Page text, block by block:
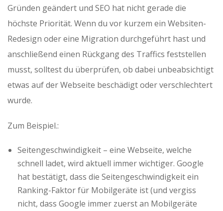
Gründen geändert und SEO hat nicht gerade die
höchste Priorität. Wenn du vor kurzem ein Websiten-
Redesign oder eine Migration durchgeführt hast und
anschließend einen Rückgang des Traffics feststellen
musst, solltest du überprüfen, ob dabei unbeabsichtigt
etwas auf der Webseite beschädigt oder verschlechtert
wurde.
Zum Beispiel.:
Seitengeschwindigkeit – eine Webseite, welche
schnell ladet, wird aktuell immer wichtiger. Google
hat bestätigt, dass die Seitengeschwindigkeit ein
Ranking-Faktor für Mobilgeräte ist (und vergiss
nicht, dass Google immer zuerst an Mobilgeräte